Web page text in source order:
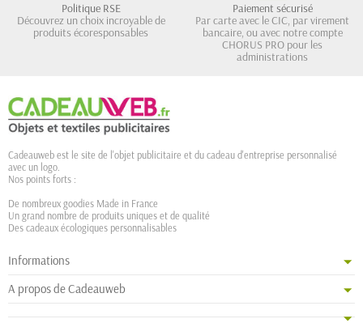
Politique RSE
Découvrez un choix incroyable de
produits écoresponsables
Paiement sécurisé
Par carte avec le CIC, par virement
bancaire, ou avec notre compte
CHORUS PRO pour les
administrations
Cadeauweb est le site de l'objet publicitaire et du cadeau d'entreprise personnalisé
avec un logo.
Nos points forts :
De nombreux goodies Made in France
Un grand nombre de produits uniques et de qualité
Des cadeaux écologiques personnalisables
Informations
A propos de Cadeauweb